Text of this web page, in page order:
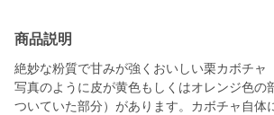
商品説明
絶妙な粉質で甘みが強くおいしい栗カボチャ
写真のように皮が黄色もしくはオレンジ色の
ついていた部分）があります。カボチャ自体